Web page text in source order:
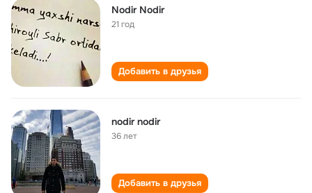
Nodir Nodir
21 год
Добавить в друзья
nodir nodir
36 лет
Добавить в друзья